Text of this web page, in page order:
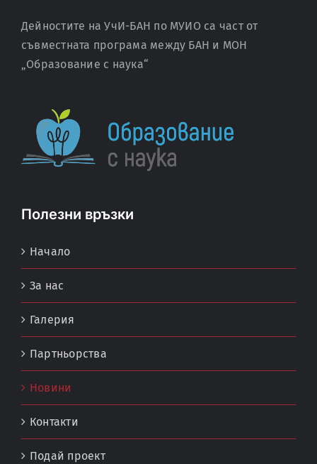
Дейностите на УчИ-БАН по МУИО са част от
съвместната програма между БАН и МОН
„Образование с наука“
Полезни връзки
Начало
За нас
Галерия
Партньорства
Новини
Контакти
Подай проект